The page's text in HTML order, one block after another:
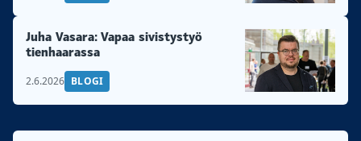
Juha Vasara: Vapaa sivistystyö
tienhaarassa
2.6.2026 BLOGI